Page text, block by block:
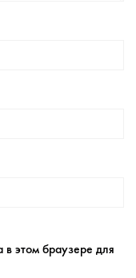
этом браузере для